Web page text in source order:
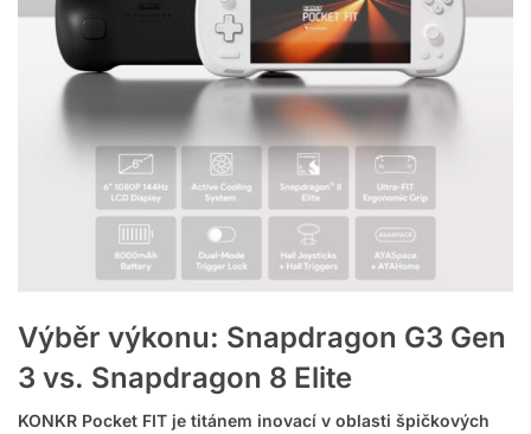
Výběr výkonu: Snapdragon G3 Gen
3 vs. Snapdragon 8 Elite
KONKR Pocket FIT je titánem inovací v oblasti špičkových